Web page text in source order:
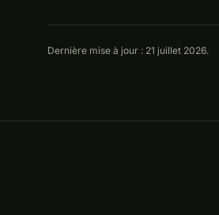
Dernière mise à jour : 21 juillet 2026.